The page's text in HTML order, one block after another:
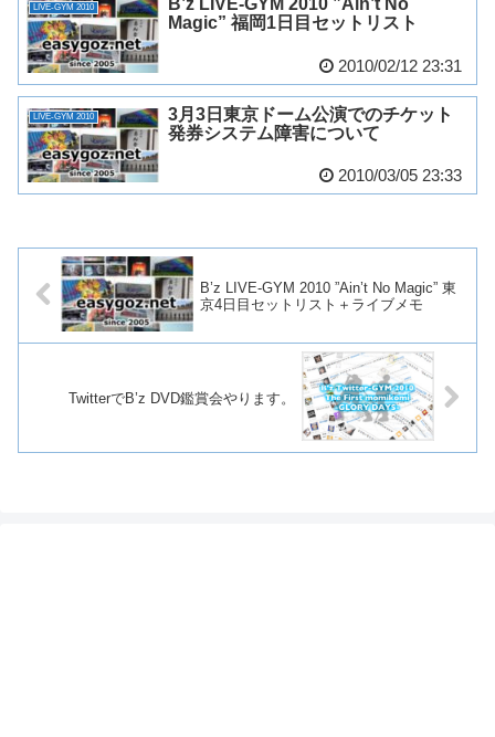
LIVE-GYM 2010
B’z LIVE-GYM 2010 ”Ain’t No
Magic” 福岡1日目セットリスト
2010/02/12 23:31
LIVE-GYM 2010
3月3日東京ドーム公演でのチケット
発券システム障害について
2010/03/05 23:33
B’z LIVE-GYM 2010 ”Ain’t No Magic” 東
京4日目セットリスト＋ライブメモ
TwitterでB’z DVD鑑賞会やります。